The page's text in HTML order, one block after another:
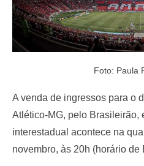
Foto: Paula
A venda de ingressos para o
Atlético-MG, pelo Brasileirão,
interestadual acontece na
novembro, às 20h (horário de